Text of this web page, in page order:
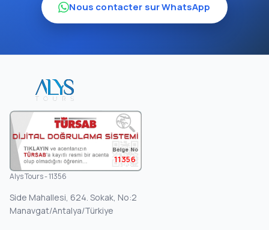
Nous contacter sur WhatsApp
11356
Alys Tours - 11356
Side Mahallesi, 624. Sokak, No:2
Manavgat/Antalya/Türkiye